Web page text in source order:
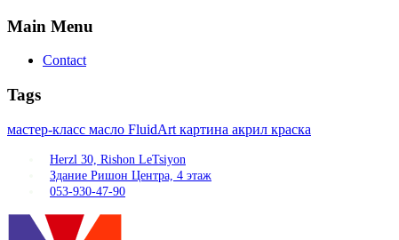
Main Menu
Contact
Tags
мастер-класс масло FluidArt картина акрил краска
Herzl 30, Rishon LeTsiyon
Здание Ришон Центра, 4 этаж
053-930-47-90